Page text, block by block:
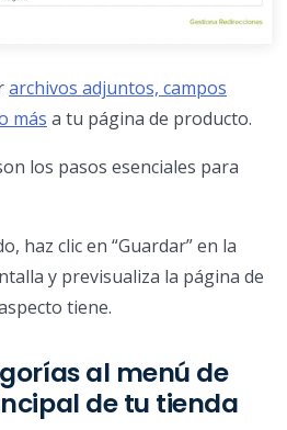
archivos adjuntos, campos
más a tu página de producto.
los pasos esenciales para
haz clic en “Guardar” en la
y previsualiza la página de
tiene.
al menú de
de tu tienda